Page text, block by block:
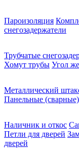
Пароизоляция
снегозадержатели
Трубчатые
Хомут трубы Угол
Металлический
Панельные
Наличник и откос
Петли для дверей
дверей